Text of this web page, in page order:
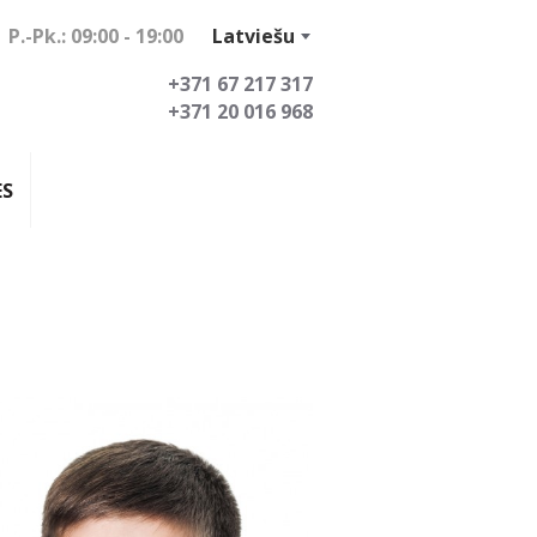
P.-Pk.: 09:00 - 19:00
Latviešu
+371 67 217 317
+371 20 016 968